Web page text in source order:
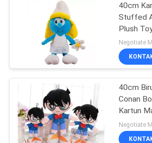
PERMINTAAN
PENAWARAN
SITEMAP
PRIVACY
POLICY
Mainan Mewah
Anime
40cm
Stuffed
Plush
Blue
Negotiate
40cm
Conan
Kartun
Hadiah
Anak-anak
Negotiate